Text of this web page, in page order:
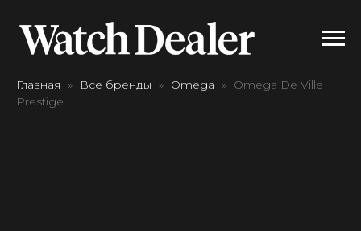
Главная Все бренды Omega
Omega De Ville
Prestige